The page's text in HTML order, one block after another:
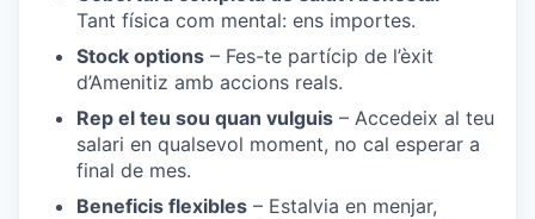
Tant física com mental: ens importes.
Stock options – Fes-te partícip de l’èxit
d’Amenitiz amb accions reals.
Rep el teu sou quan vulguis – Accedeix al teu
salari en qualsevol moment, no cal esperar a
final de mes.
Beneficis flexibles – Estalvia en menjar,